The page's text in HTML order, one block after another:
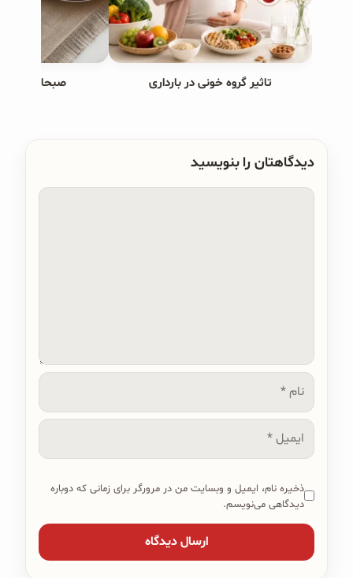
تاثیر گروه خونی در بارداری صبحانه های
دیدگاهتان را بنویسید
نام
ایمیل
ذخیره نام، ایمیل و وبسایت من در مرورگر برای زمانی که دوباره
دیدگاهی می‌نویسم.